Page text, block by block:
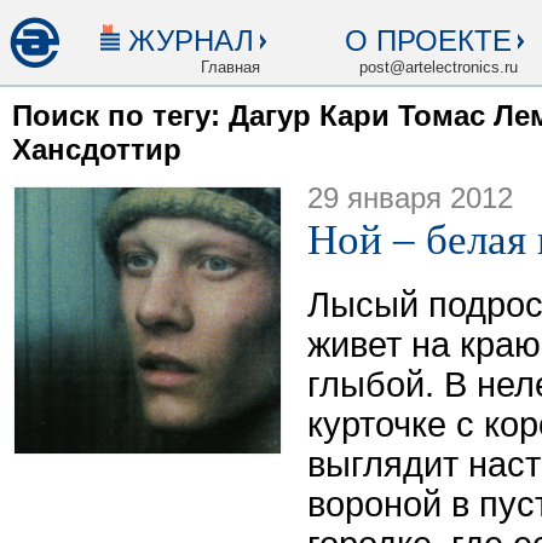
ЖУРНАЛ
Главная
О ПРОЕКТЕ
post@artelectronics.ru
Поиск по тегу: Дагур Кари Томас
Хансдоттир
29 января 2012
Ной – белая
Лысый
живет на
глыбой. В
курточке с
выглядит
вороной в